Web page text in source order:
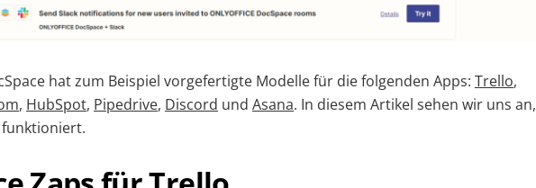
hat zum Beispiel vorgefertigte Modelle für die folgenden Apps: Trello,
, HubSpot, Pipedrive, Discord und Asana. In diesem Artikel sehen wir uns an,